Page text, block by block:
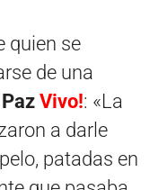
quien se
de una
Vivo!: «La
a darle
patadas en